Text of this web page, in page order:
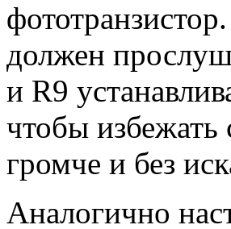
должен
и R9
чтобы
громче и без
Аналогично